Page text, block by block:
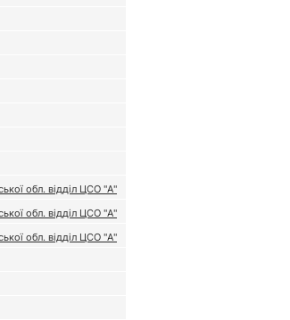
обл. відділ ЦСО "А"
обл. відділ ЦСО "А"
обл. відділ ЦСО "А"